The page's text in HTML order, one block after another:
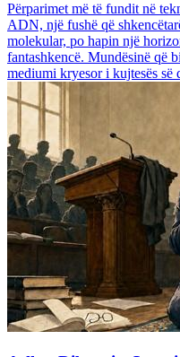
Përparimet më të fundit në
ADN, një fushë që
molekular, po hapin një
fantashkencë. Mundësinë që
mediumi kryesor i kujtesës së